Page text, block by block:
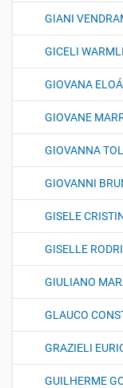
GIANI
GICELI
GIOVANA
GIOVANE
GIOVANNA
GIOVANNI
GISELE
GISELLE
GIULIANO
GLAUCO
GRAZIELI
GUILHERME